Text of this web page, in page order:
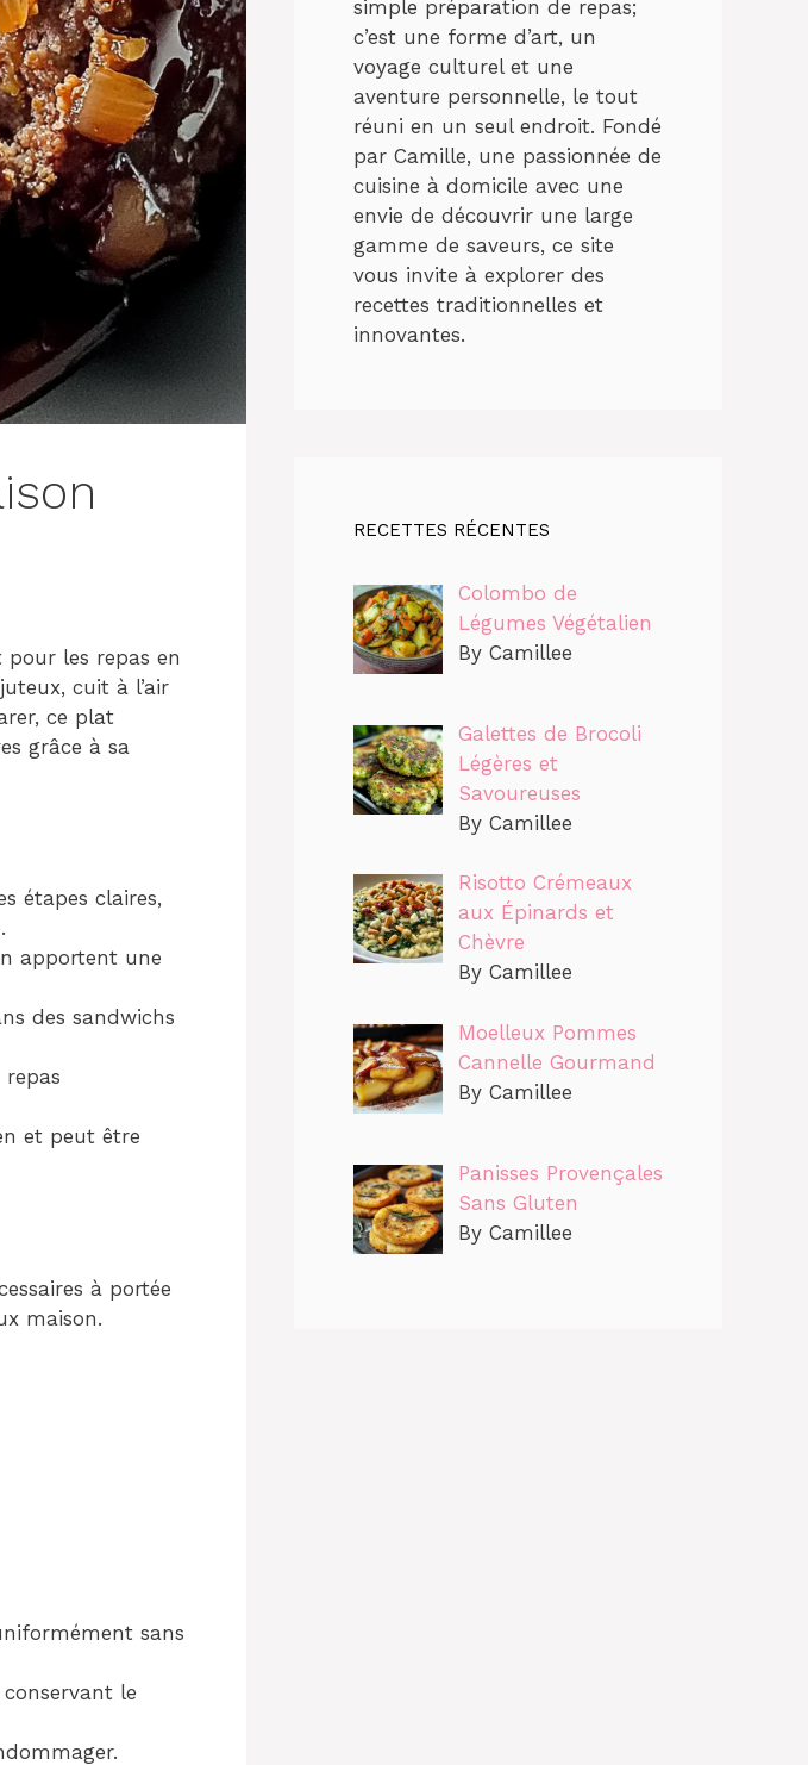
les repas en
cuit à l’air
ce plat
grâce à sa
étapes claires,
apportent une
des sandwichs
et peut être
à portée
maison.
sans
le
simple préparation de repas;
c’est une forme d’art, un
voyage culturel et une
aventure personnelle, le tout
réuni en un seul endroit. Fondé
par Camille, une passionnée de
cuisine à domicile avec une
envie de découvrir une large
gamme de saveurs, ce site
vous invite à explorer des
recettes traditionnelles et
innovantes.
RECETTES RÉCENTES
Colombo de
Légumes Végétalien
By Camillee
Galettes de Brocoli
Légères et
Savoureuses
By Camillee
Risotto Crémeaux
aux Épinards et
Chèvre
By Camillee
Moelleux Pommes
Cannelle Gourmand
By Camillee
Panisses Provençales
Sans Gluten
By Camillee